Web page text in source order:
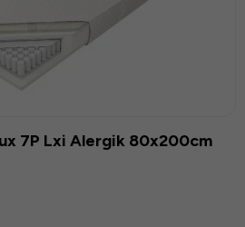
7P Lxi Alergik 80x200cm